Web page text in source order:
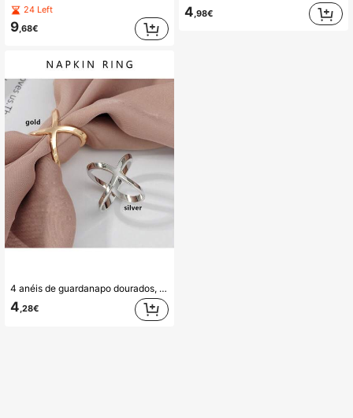
24 Left
9,68€
4 anéis de guardanapo dourados, adequados para decoração de mesa, casamento, banquete, festa, decoração faça você mesmo
4,28€
4 ,98€